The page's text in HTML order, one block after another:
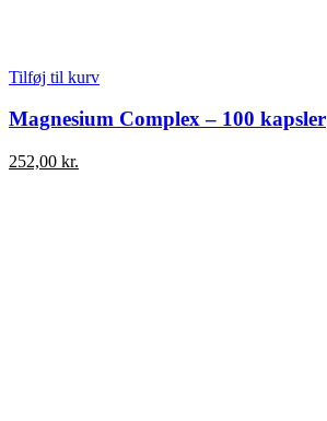
Tilføj til kurv
Magnesium Complex – 100 kapsler
252,00 kr.